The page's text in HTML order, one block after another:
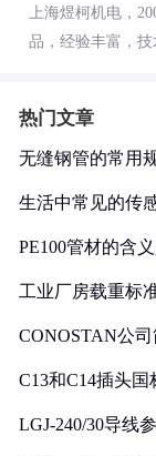
上海煜柯机电，
品，经验丰富，技
热门文章
无缝钢管的常用
生活中常见的传
PE100管材的含
工业厂房载重标
CONOSTAN公司
C13和C14插头
LGJ-240/30导线